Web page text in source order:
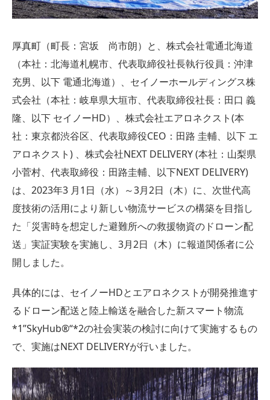
厚真町（町長：宮坂 尚市朗）と、株式会社電通北海道
（本社：北海道札幌市、代表取締役社長執行役員：沖津
充男、以下 電通北海道）、セイノーホールディングス株
式会社（本社：岐阜県大垣市、代表取締役社長：田口 義
隆、以下 セイノーHD）、株式会社エアロネクスト(本
社：東京都渋谷区、代表取締役CEO：田路 圭輔、以下 エ
アロネクスト) 、株式会社NEXT DELIVERY (本社：山梨県
小菅村、代表取締役：田路圭輔、以下NEXT DELIVERY)
は、2023年3 月1日（水）～3月2日（木）に、次世代高
度技術の活用により新しい物流サービスの構築を目指し
た「災害時を想定した避難所への救援物資のドローン配
送」実証実験を実施し、3月2日（木）に報道関係者に公
開しました。
具体的には、セイノーHDとエアロネクストが開発推進す
るドローン配送と陸上輸送を融合した新スマート物流
*1”SkyHub®“*2の社会実装の検討に向けて実施するもの
で、実施はNEXT DELIVERYが行いました。